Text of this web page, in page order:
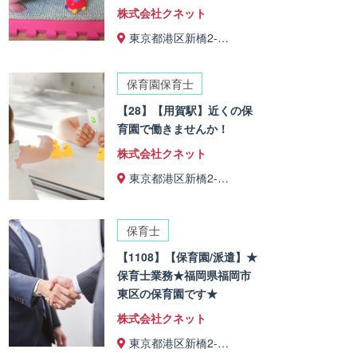
株式会社クネット
東京都港区新橋2-…
保育園保育士
【28】【用賀駅】近くの保
育園で働きませんか！
株式会社クネット
東京都港区新橋2-…
保育士
【1108】【保育園/派遣】★
保育士業務★福岡県福岡市
東区の保育園です★
株式会社クネット
東京都港区新橋2-…